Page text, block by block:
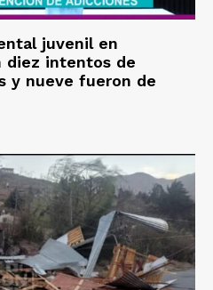
juvenil en
diez intentos de
y nueve fueron de